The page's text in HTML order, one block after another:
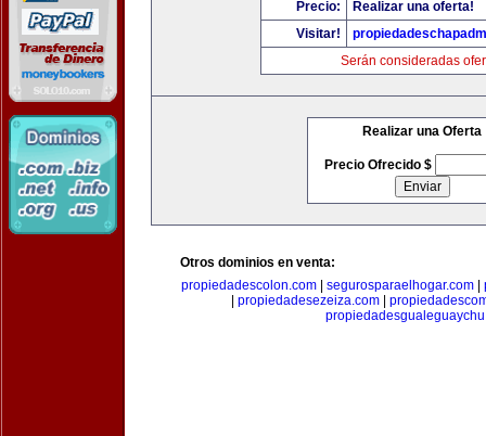
Precio:
Realizar una oferta!
Visitar!
Serán consideradas
Realizar una Oferta
Precio Ofrecido $
Otros dominios en venta:
propiedadescolon.com| segurosparaelhogar.com|
propiedadesezeiza.com